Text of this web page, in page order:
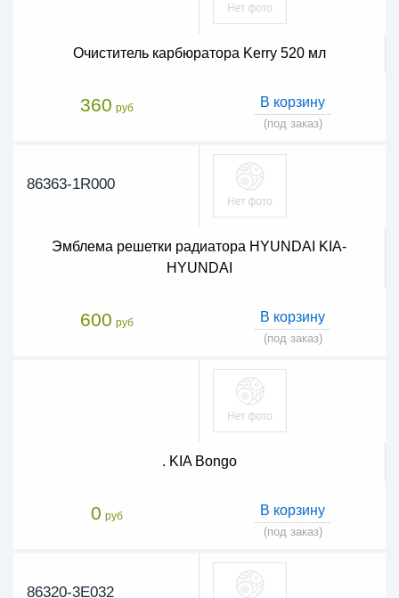
Очиститель карбюратора Kerry 520 мл
360 руб В корзину
(под заказ)
86363-1R000
Эмблема решетки радиатора HYUNDAI KIA-
HYUNDAI
600 руб В корзину
(под заказ)
. KIA Bongo
0 руб В корзину
(под заказ)
86320-3E032